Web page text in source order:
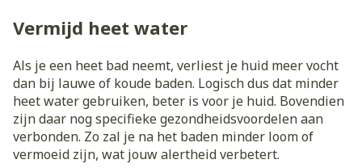
Vermijd heet water
Als je een heet bad neemt, verliest je huid meer vocht
dan bij lauwe of koude baden. Logisch dus dat minder
heet water gebruiken, beter is voor je huid. Bovendien
zijn daar nog specifieke gezondheidsvoordelen aan
verbonden. Zo zal je na het baden minder loom of
vermoeid zijn, wat jouw alertheid verbetert.